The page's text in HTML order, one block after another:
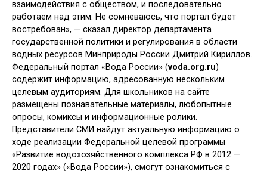
взаимодействия с обществом, и последовательно
работаем над этим. Не сомневаюсь, что портал будет
востребован», — сказал директор департамента
государственной политики и регулирования в области
водных ресурсов Минприроды России Дмитрий Кириллов.
Федеральный портал «Вода России» (voda.org.ru)
содержит информацию, адресованную нескольким
целевым аудиториям. Для школьников на сайте
размещены познавательные материалы, любопытные
опросы, комиксы и информационные ролики.
Представители СМИ найдут актуальную информацию о
ходе реализации Федеральной целевой программы
«Развитие водохозяйственного комплекса РФ в 2012 —
2020 годах» («Вода России»), смогут ознакомиться с